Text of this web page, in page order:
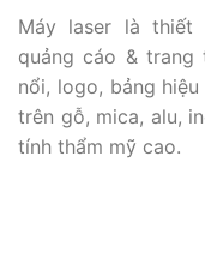
Máy laser là thiết
quảng cáo &
nổi, logo, bảng
trên gỗ, mica, alu,
tính thẩm mỹ cao.